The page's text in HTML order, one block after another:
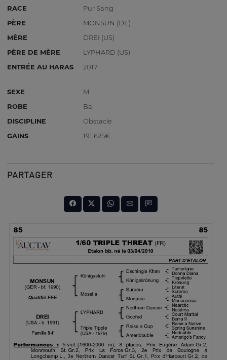
RACE
Pur Sang
PÈRE
MONSUN (DE)
MÈRE
DREI (US)
PÈRE DE MÈRE
LYPHARD (US)
ENTRÉE AU HARAS
2017
SEXE
M
ROBE
Bai
DISCIPLINE
Obstacle
GAINS
191 625€
PARTAGER